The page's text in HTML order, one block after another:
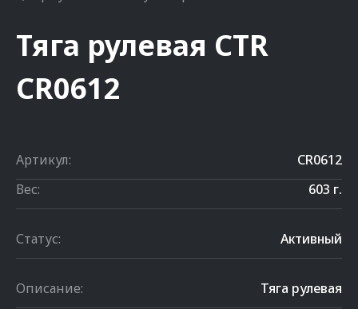
Тяга рулевая CTR
CR0612
Артикул:
CR0612
Вес:
603 г.
Статус: Активный
Описание: Тяга рулевая